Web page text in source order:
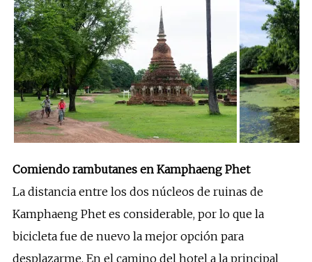
Comiendo rambutanes en Kamphaeng Phet
La distancia entre los dos núcleos de ruinas de
Kamphaeng Phet es considerable, por lo que la
bicicleta fue de nuevo la mejor opción para
desplazarme. En el camino del hotel a la principal